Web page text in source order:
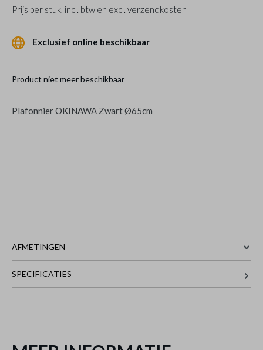
Prijs per stuk, incl. btw en excl. verzendkosten
Exclusief online beschikbaar
Product niet meer beschikbaar
Plafonnier OKINAWA Zwart Ø65cm
AFMETINGEN
SPECIFICATIESPlafonnier OKINAWA Zwart Ø65cm
toegevoegd aan je winkelmandje